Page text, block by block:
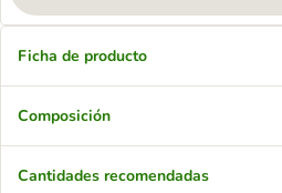
Ficha de producto
Composición
Cantidades recomendadas